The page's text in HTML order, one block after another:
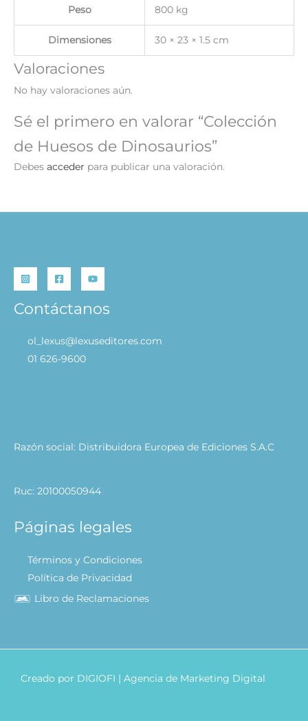
Peso 800 kg
Dimensiones 30 × 23 × 1.5 cm
Valoraciones
No hay valoraciones aún.
Sé el primero en valorar “Colección
de Huesos de Dinosaurios”
Debes acceder para publicar una valoración.
Contáctanos
ol_lexus@lexuseditores.com
01 626-9600
Razón social: Distribuidora Europea de Ediciones S.A.C
Ruc: 20100050944
Páginas legales
Términos y Condiciones
Política de Privacidad
Libro de Reclamaciones
Creado por DIGIOFI | Agencia de Marketing Digital